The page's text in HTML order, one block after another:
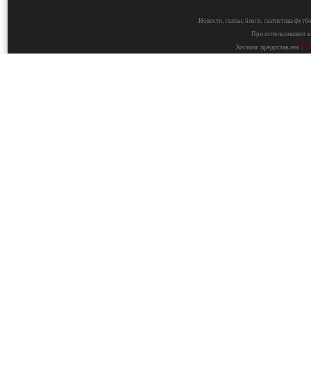
Новости, статьи, блоги, статистика
При использовании
Хостинг предоставлен